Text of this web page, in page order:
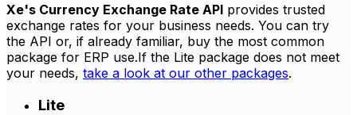
Xe's Currency Exchange Rate API provides trusted
exchange rates for your business needs. You can try
the API or, if already familiar, buy the most common
package for ERP use.If the Lite package does not meet
your needs, take a look at our other packages.
Lite